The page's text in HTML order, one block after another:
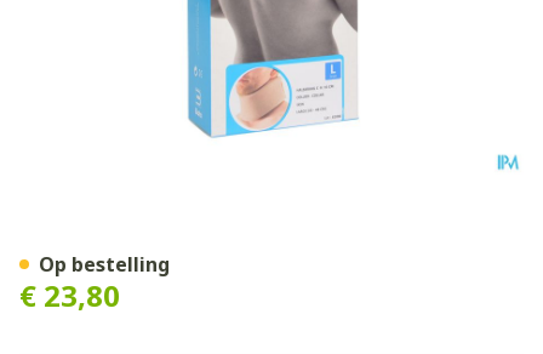
€ 23,80
Op bestelling